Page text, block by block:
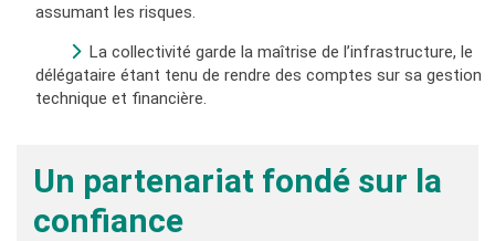
assumant les risques.
La collectivité garde la maîtrise de l’infrastructure, le
délégataire étant tenu de rendre des comptes sur sa gestion
technique et financière.
Un partenariat fondé sur la
confiance